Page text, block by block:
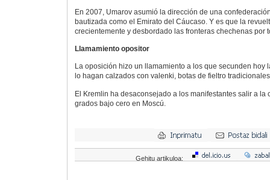
En 2007, Umarov asumió la dirección de una
bautizada como el Emirato del Cáucaso. Y es que la
crecientemente y desbordado las fronteras chechenas por
Llamamiento opositor
La oposición hizo un llamamiento a los que secunden hoy
lo hagan calzados con valenki, botas de fieltro
El Kremlin ha desaconsejado a los manifestantes salir a la
grados bajo cero en Moscú.
Gehitu artikuloa: